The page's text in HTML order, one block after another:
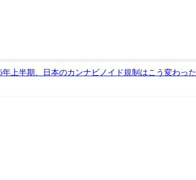
上半期、日本のカンナビノイド規制はこう変わった